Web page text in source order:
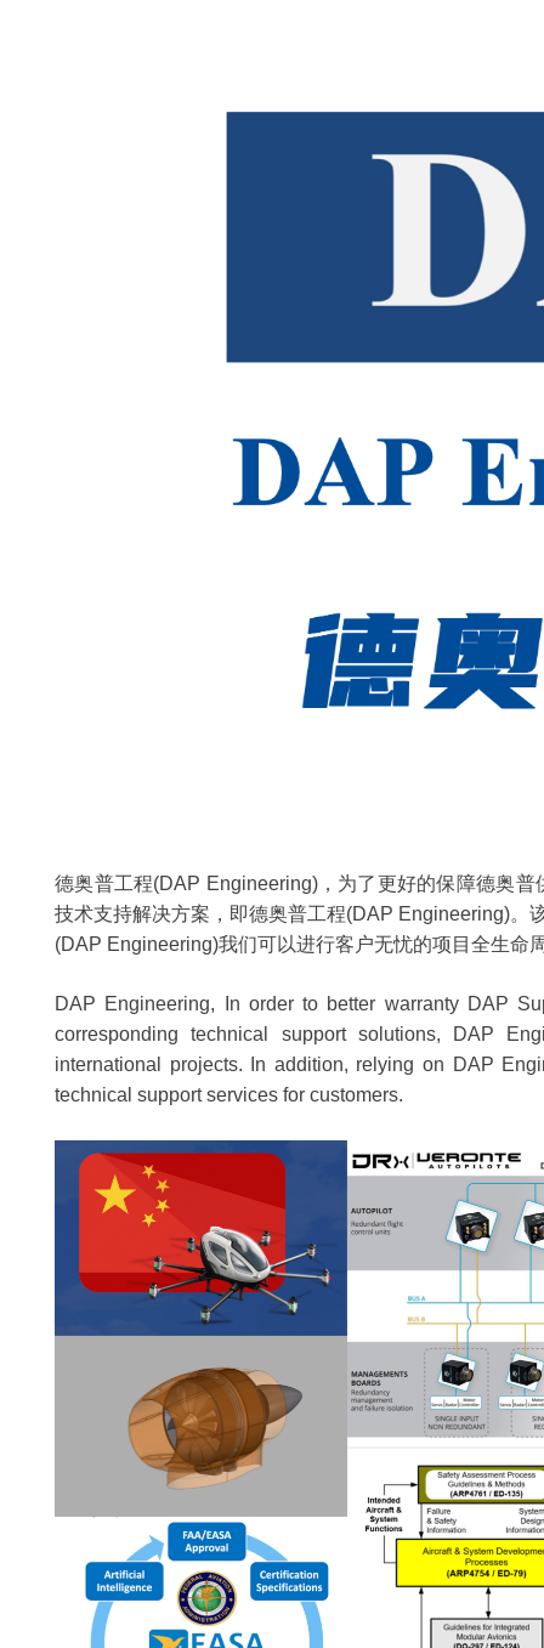
德奥普工程(DAP Engineering)，为了更好的保障德奥
技术支持解决方案，即德奥普工程(DAP Engineering)。
(DAP Engineering)我们可以进行客户无忧的项目全生命
DAP Engineering, In order to better warranty DAP
corresponding technical support solutions, DAP
international projects. In addition, relying on DAP
technical support services for customers.